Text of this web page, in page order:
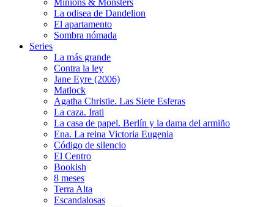
Minions & Monsters
La odisea de Dandelion
El apartamento
Sombra nómada
Series
La más grande
Contra la ley
Jane Eyre (2006)
Matlock
Agatha Christie. Las Siete Esferas
La caza. Irati
La casa de papel. Berlín y la dama del armiño
Ena. La reina Victoria Eugenia
Código de silencio
El Centro
Bookish
8 meses
Terra Alta
Escandalosas